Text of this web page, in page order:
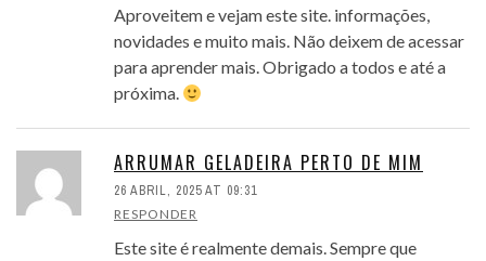
Aproveitem e vejam este site. informações,
novidades e muito mais. Não deixem de acessar
para aprender mais. Obrigado a todos e até a
próxima.
ARRUMAR GELADEIRA PERTO DE MIM
26 ABRIL, 2025 AT 09:31
RESPONDER
Este site é realmente demais. Sempre que